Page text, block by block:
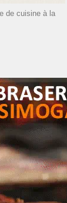
de cuisine à la